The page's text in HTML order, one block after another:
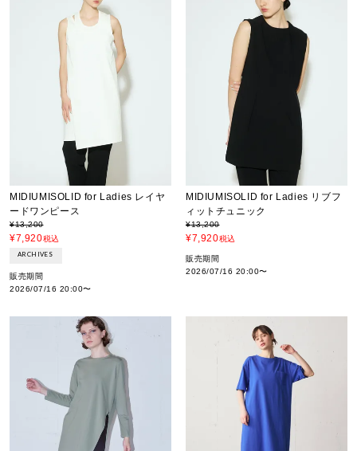
MIDIUMISOLID for Ladies レイヤ
ードワンピース
¥13,200
¥7,920税込
ARCHIVES
販売期間
2026/07/16 20:00〜
MIDIUMISOLID for Ladies リブフ
ィットチュニック
¥13,200
¥7,920税込
販売期間
2026/07/16 20:00〜